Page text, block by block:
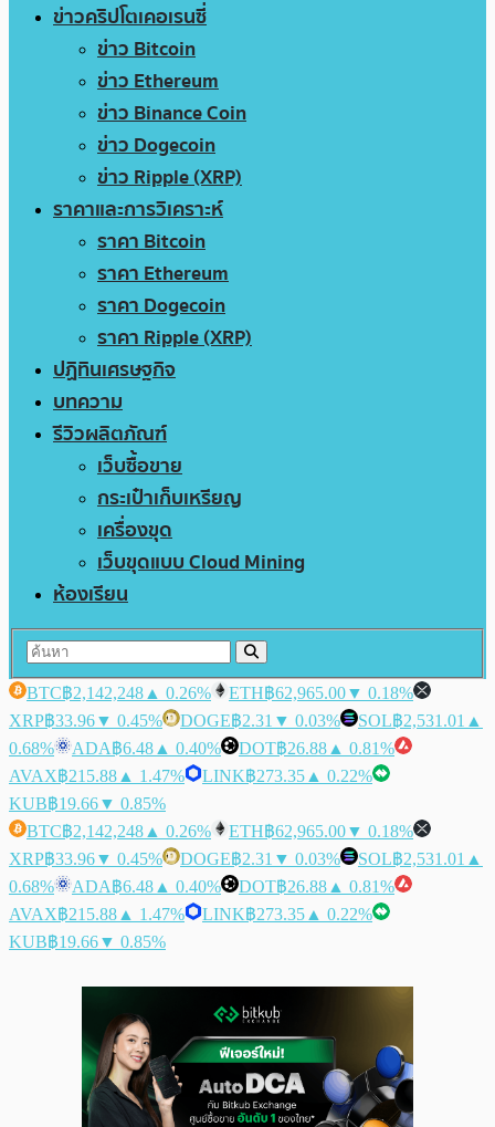
ข่าวคริปโตเคอเรนซี่
ข่าว Bitcoin
ข่าว Ethereum
ข่าว Binance Coin
ข่าว Dogecoin
ข่าว Ripple (XRP)
ราคาและการวิเคราะห์
ราคา Bitcoin
ราคา Ethereum
ราคา Dogecoin
ราคา Ripple (XRP)
ปฏิทินเศรษฐกิจ
บทความ
รีวิวผลิตภัณฑ์
เว็บซื้อขาย
กระเป๋าเก็บเหรียญ
เครื่องขุด
เว็บขุดแบบ Cloud Mining
ห้องเรียน
BTC฿2,142,248 ▲ 0.26% ETH฿62,965.00▼ 0.18%
XRP฿33.96▼ 0.45% DOGE฿2.31 ▼ 0.03% SOL฿2,531.01 ▲
0.68%
ADA฿6.48 ▲ 0.40% DOT฿26.88 ▲ 0.81%
AVAX฿215.88 ▲ 1.47% LINK฿273.35 ▲ 0.22%
KUB฿19.66▼ 0.85%
BTC฿2,142,248 ▲ 0.26% ETH฿62,965.00▼ 0.18%
XRP฿33.96▼ 0.45% DOGE฿2.31 ▼ 0.03% SOL฿2,531.01 ▲
0.68%
ADA฿6.48 ▲ 0.40% DOT฿26.88 ▲ 0.81%
AVAX฿215.88 ▲ 1.47% LINK฿273.35 ▲ 0.22%
KUB฿19.66▼ 0.85%